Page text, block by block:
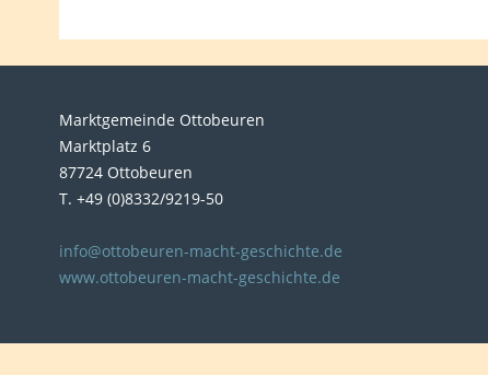
Marktgemeinde Ottobeuren
Marktplatz 6
87724 Ottobeuren
T. +49 (0)8332/9219-50
info@ottobeuren-macht-geschichte.de
www.ottobeuren-macht-geschichte.de